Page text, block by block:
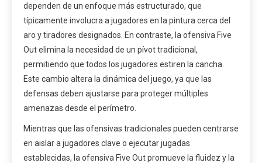
dependen de un enfoque más estructurado, que
típicamente involucra a jugadores en la pintura cerca del
aro y tiradores designados. En contraste, la ofensiva Five
Out elimina la necesidad de un pívot tradicional,
permitiendo que todos los jugadores estiren la cancha.
Este cambio altera la dinámica del juego, ya que las
defensas deben ajustarse para proteger múltiples
amenazas desde el perímetro.
Mientras que las ofensivas tradicionales pueden centrarse
en aislar a jugadores clave o ejecutar jugadas
establecidas, la ofensiva Five Out promueve la fluidez y la